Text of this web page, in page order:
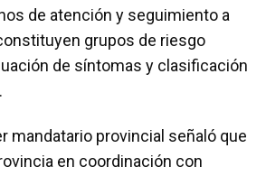
de atención y seguimiento a
grupos de riesgo
de síntomas y clasificación
mandatario provincial señaló que
en coordinación con